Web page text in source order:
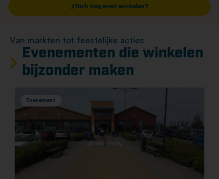
Toch nog even winkelen?
Van markten tot feestelijke acties
Evenementen die winkelen
bijzonder maken
Evenement